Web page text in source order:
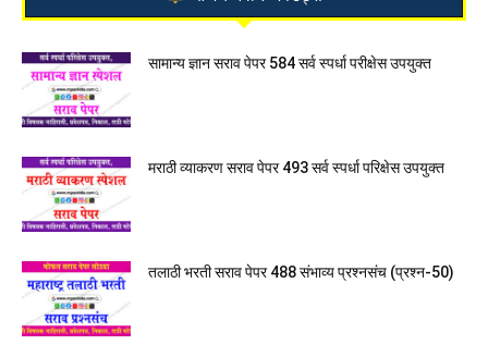
सामान्य ज्ञान सराव पेपर 584 सर्व स्पर्धा परीक्षेस उपयुक्त
मराठी व्याकरण सराव पेपर 493 सर्व स्पर्धा परिक्षेस उपयुक्त
तलाठी भरती सराव पेपर 488 संभाव्य प्रश्नसंच (प्रश्न-50)